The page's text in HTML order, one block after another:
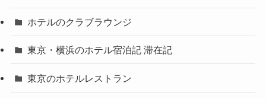
ホテルのクラブラウンジ
東京・横浜のホテル宿泊記 滞在記
東京のホテルレストラン